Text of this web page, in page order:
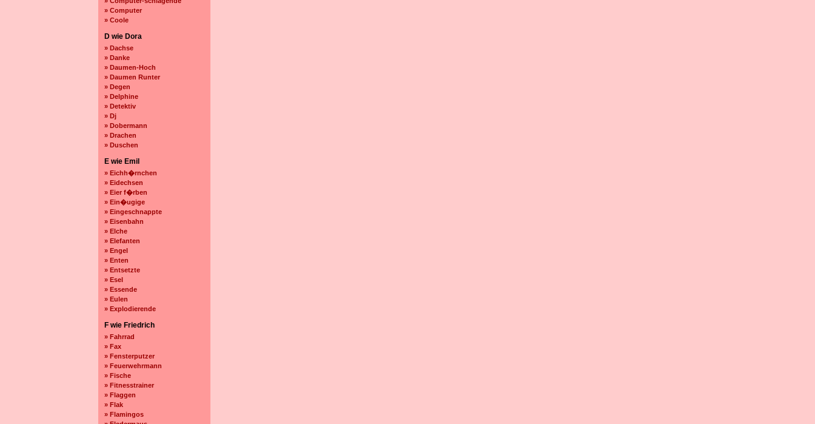
» Computer
» Coole
D wie Dora
» Dachse
» Danke
» Daumen-Hoch
» Daumen Runter
» Degen
» Delphine
» Detektiv
» Dj
» Dobermann
» Drachen
» Duschen
E wie Emil
» Eichh�rnchen
» Eidechsen
» Eier f�rben
» Ein�ugige
» Eingeschnappte
» Eisenbahn
» Elche
» Elefanten
» Engel
» Enten
» Entsetzte
» Esel
» Essende
» Eulen
» Explodierende
F wie Friedrich
» Fahrrad
» Fax
» Fensterputzer
» Feuerwehrmann
» Fische
» Fitnesstrainer
» Flaggen
» Flak
» Flamingos